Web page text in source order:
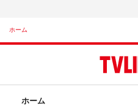
ホーム
ホーム